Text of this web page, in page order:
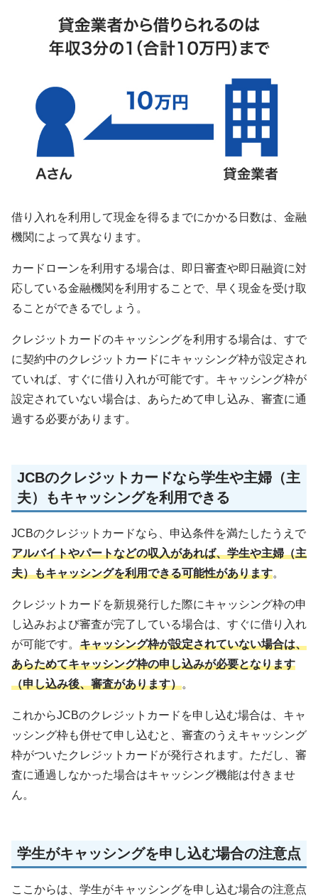
借り入れを利用して現金を得るまでにかかる日数は、金融
機関によって異なります。
カードローンを利用する場合は、即日審査や即日融資に対
応している金融機関を利用することで、早く現金を受け取
ることができるでしょう。
クレジットカードのキャッシングを利用する場合は、すで
に契約中のクレジットカードにキャッシング枠が設定され
ていれば、すぐに借り入れが可能です。キャッシング枠が
設定されていない場合は、あらためて申し込み、審査に通
過する必要があります。
JCBのクレジットカードなら学生や主婦（主
夫）もキャッシングを利用できる
JCBのクレジットカードなら、申込条件を満たしたうえで
アルバイトやパートなどの収入があれば、学生や主婦（主
夫）もキャッシングを利用できる可能性があります。
クレジットカードを新規発行した際にキャッシング枠の申
し込みおよび審査が完了している場合は、すぐに借り入れ
が可能です。 キャッシング枠が設定されていない場合は、
あらためてキャッシング枠の申し込みが必要となります
（申し込み後、審査があります）。
これからJCBのクレジットカードを申し込む場合は、キャ
ッシング枠も併せて申し込むと、審査のうえキャッシング
枠がついたクレジットカードが発行されます。ただし、審
査に通過しなかった場合はキャッシング機能は付きませ
ん。
学生がキャッシングを申し込む場合の注意点
ここからは、学生がキャッシングを申し込む場合の注意点